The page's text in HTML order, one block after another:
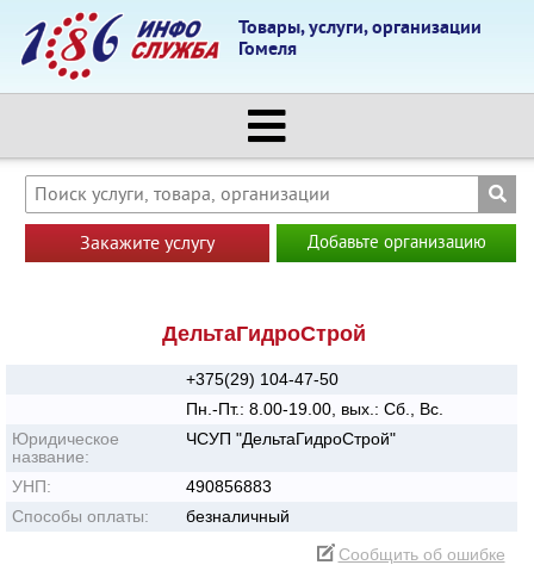
Товары, услуги, организации
Гомеля
Закажите услугу Добавьте организацию
ДельтаГидроСтрой
+375(29) 104-47-50
Пн.-Пт.: 8.00-19.00, вых.: Сб., Вс.
Юридическое
название:
ЧСУП "ДельтаГидроСтрой"
УНП:
490856883
Способы оплаты:
безналичный
Сообщить об ошибке